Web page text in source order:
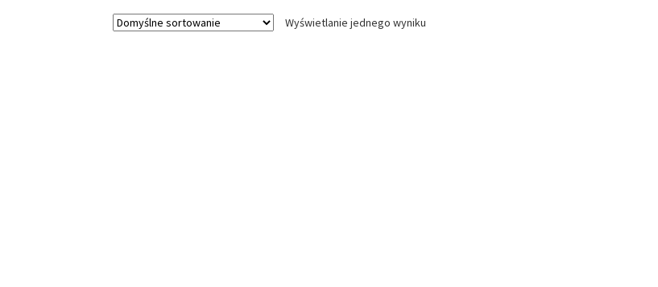
Wyświetlanie jednego wyniku